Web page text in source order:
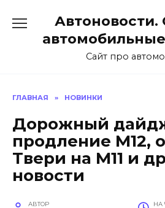
содержанию
Автоновости.
Сайт про
ГЛАВНАЯ » НОВИНКИ
Дорожный
продление М12,
Твери на М11 и
новости
АВТОР НА